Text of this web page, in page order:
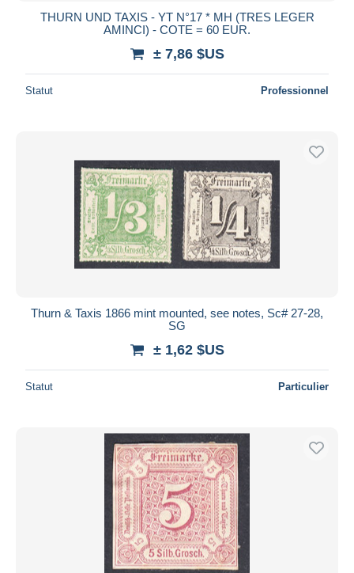
THURN UND TAXIS - YT N°17 * MH (TRES LEGER
AMINCI) - COTE = 60 EUR.
± 7,86 $US
Statut Professionnel
Thurn & Taxis 1866 mint mounted, see notes, Sc# 27-28,
SG
± 1,62 $US
Statut Particulier